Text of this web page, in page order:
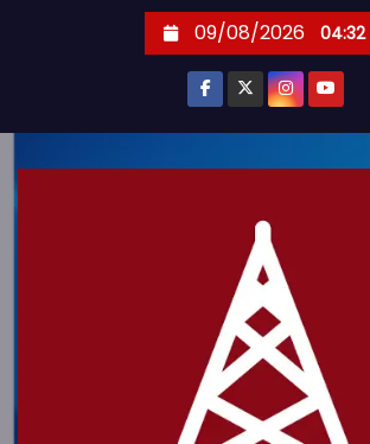
09/08/2026 04:32